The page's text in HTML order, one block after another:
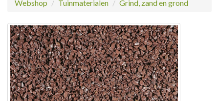
Webshop
Tuinmaterialen Grind, zand en grond